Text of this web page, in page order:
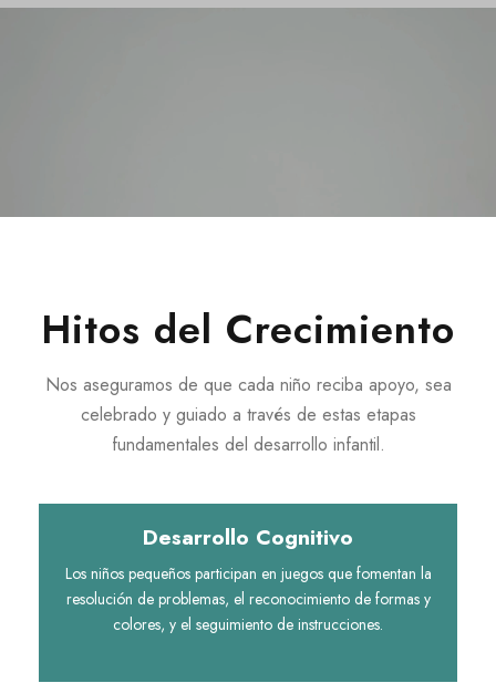
Hitos del Crecimiento
Nos aseguramos de que cada niño reciba apoyo, sea
celebrado y guiado a través de estas etapas
fundamentales del desarrollo infantil.
Desarrollo Cognitivo
Los niños pequeños participan en juegos que fomentan la
resolución de problemas, el reconocimiento de formas y
colores, y el seguimiento de instrucciones.